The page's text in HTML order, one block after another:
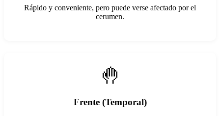
Rápido y conveniente, pero puede verse afectado por el
cerumen.
🤚
Frente (Temporal)